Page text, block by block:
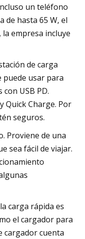
un teléfono
de hasta 65 W, el
empresa incluye
de carga
puede usar para
USB PD.
Quick Charge. Por
seguros.
Proviene de una
sea fácil de viajar.
carga rápida es
el cargador para
cargador cuenta